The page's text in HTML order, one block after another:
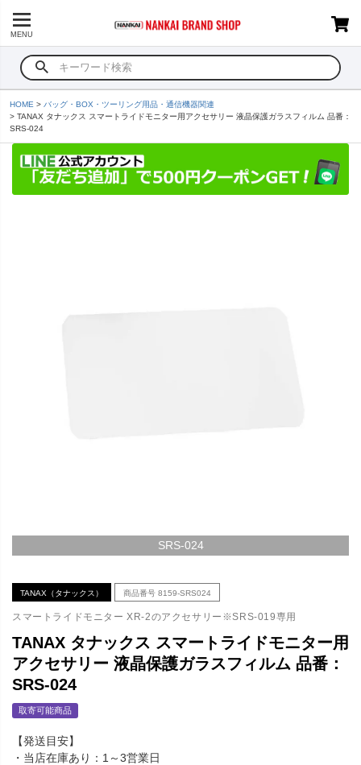
MENU
HOME
バッグ・BOX・ツーリング用品・通信機器関連
TANAX タナックス スマートライドモニター用アクセサリー 液晶保護ガラスフィルム 品番：
SRS-024
SRS-024
TANAX（タナックス） 商品番号 8159-SRS024
スマートライドモニター XR-2のアクセサリー※SRS-019専用
TANAX タナックス スマートライドモニター用
アクセサリー 液晶保護ガラスフィルム 品番：
SRS-024
取寄可能商品
【発送目安】
・当店在庫あり：1～3営業日